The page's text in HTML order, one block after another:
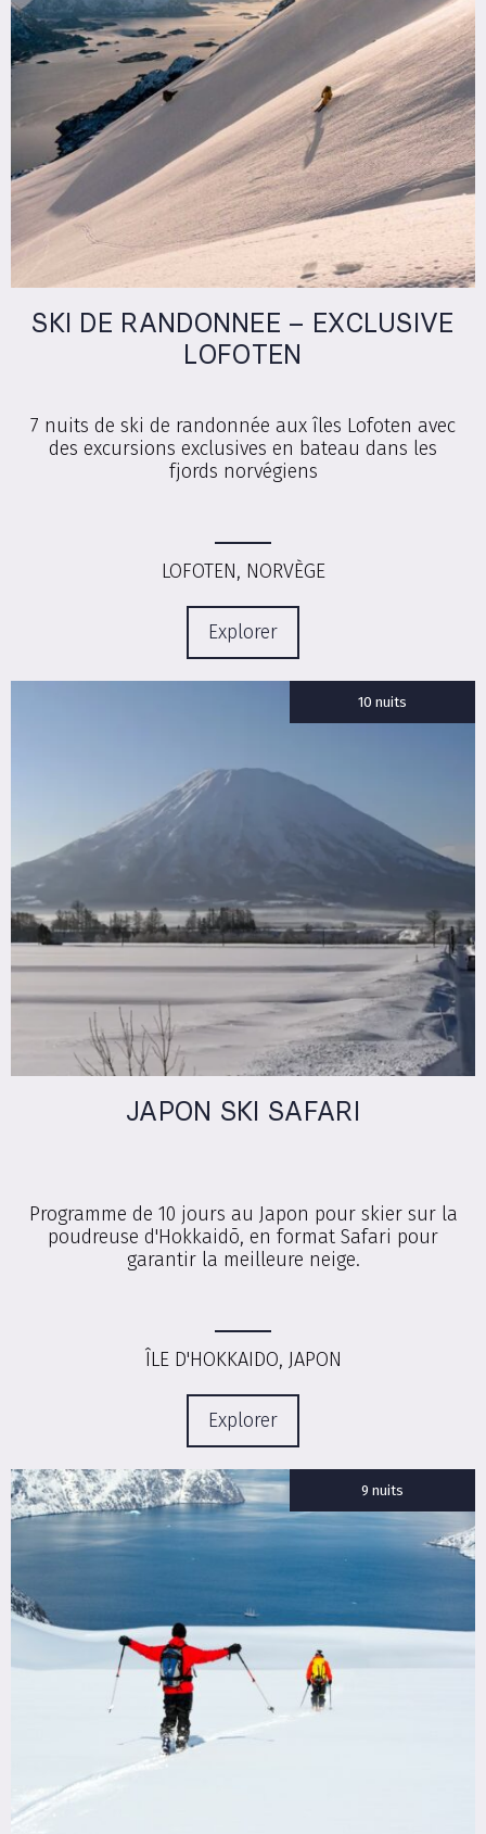
SKI DE RANDONNEE – EXCLUSIVE
LOFOTEN
7 nuits de ski de randonnée aux îles Lofoten avec
des excursions exclusives en bateau dans les
fjords norvégiens
LOFOTEN, NORVÈGE
Explorer
10 nuits
JAPON SKI SAFARI
Programme de 10 jours au Japon pour skier sur la
poudreuse d'Hokkaidō, en format Safari pour
garantir la meilleure neige.
ÎLE D'HOKKAIDO, JAPON
Explorer
9 nuits